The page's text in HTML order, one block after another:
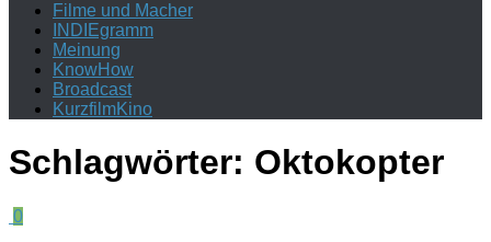
Filme und Macher
INDIEgramm
Meinung
KnowHow
Broadcast
KurzfilmKino
Schlagwörter: Oktokopter
0